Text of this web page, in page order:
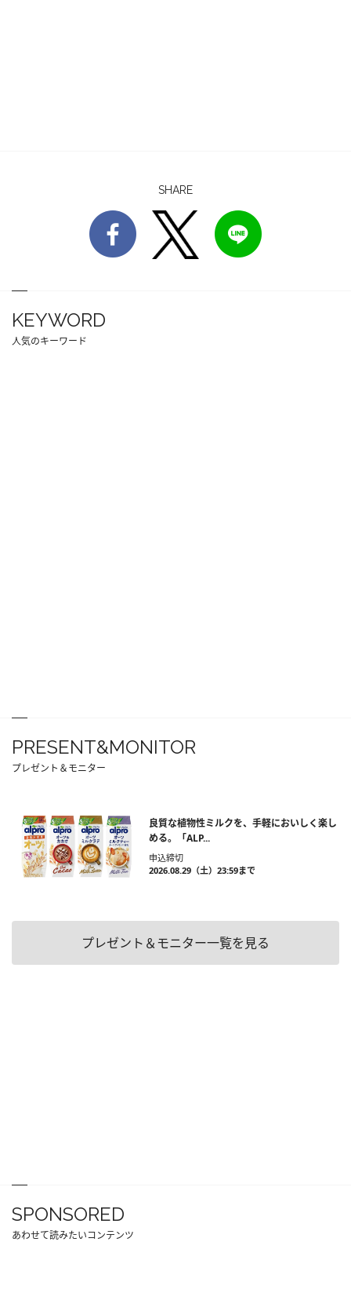
SHARE
KEYWORD
人気のキーワード
PRESENT&MONITOR
プレゼント＆モニター
良質な植物性ミルクを、手軽においしく楽し
める。「ALP...
申込締切
2026.08.29（土）23:59まで
プレゼント＆モニター一覧を見る
SPONSORED
あわせて読みたいコンテンツ